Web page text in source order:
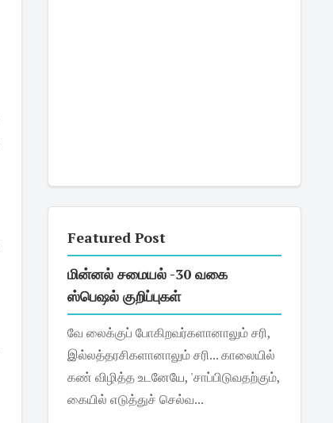
Featured Post
மின்னல் சமையல் -30 வகை
ஸ்பெஷல் குறிப்புகள்
வே லைக்குப் போகிறவர்களானாலும் சரி,
இல்லத்தரசிகளானாலும் சரி... காலையில்
கண் விழித்த உடனேயே, 'சாப்பிடுவதற்கும்,
கையில் எடுத்துச் செல்வ...